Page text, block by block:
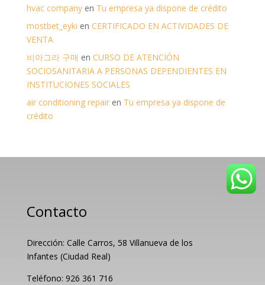
hvac companyen Tu empresa ya dispone de crédito
mostbet_eyki en CERTIFICADO EN ACTIVIDADES DE
VENTA
비아그라 구매 en CURSO DE ATENCIÓN
SOCIOSANITARIA A PERSONAS DEPENDIENTES EN
INSTITUCIONES SOCIALES
air conditioning repairen Tu empresa ya dispone de
crédito
Contacto
Dirección: Calle Carros, 58 Villanueva de los
Infantes (Ciudad Real)
Teléfono: 926 361 716